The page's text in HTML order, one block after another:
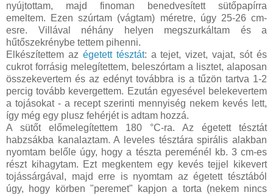
nyújtottam, majd finoman benedvesített sütőpapírra
emeltem. Ezen szúrtam (vágtam) méretre, úgy 25-26 cm-
esre. Villával néhány helyen megszurkáltam és a
hűtőszekrénybe tettem pihenni.
Elkészítettem az égetett tésztát: a tejet, vizet, vajat, sót és
cukrot forrásig melegítettem, beleszórtam a lisztet, alaposan
összekevertem és az edényt továbbra is a tűzön tartva 1-2
percig tovább kevergettem. Ezután egyesével belekevertem
a tojásokat - a recept szerinti mennyiség nekem kevés lett,
így még egy plusz fehérjét is adtam hozzá.
A sütőt előmelegítettem 180 °C-ra. Az égetett tésztát
habzsákba kanalaztam. A leveles tésztára spirális alakban
nyomtam belőle úgy, hogy a tészta pereménél kb. 3 cm-es
részt kihagytam. Ezt megkentem egy kevés tejjel kikevert
tojássárgával, majd erre is nyomtam az égetett tésztából
úgy, hogy körben "peremet" kapjon a torta (nekem nincs